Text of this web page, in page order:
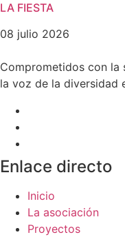
LA FIESTA
08 julio 2026
Comprometidos con la
la voz de la diversidad
Enlace directo
Inicio
La asociación
Proyectos